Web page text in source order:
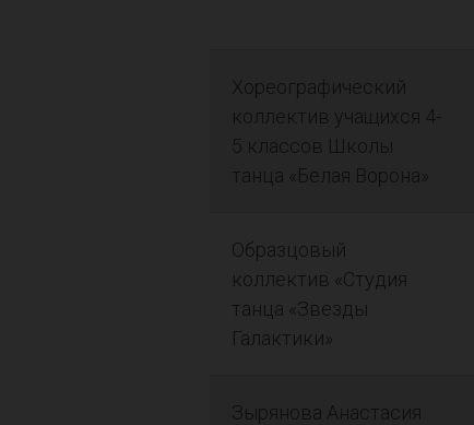
Хореографический
коллектив учащихся 4-
5 классов Школы
танца «Белая Ворона»
Образцовый
коллектив «Студия
танца «Звезды
Галактики»
Зырянова Анастасия